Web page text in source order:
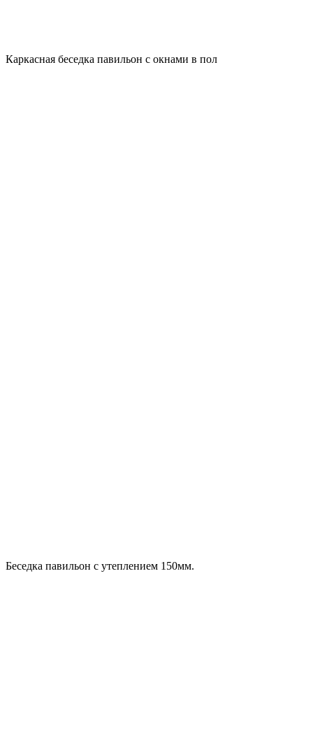
Каркасная беседка павильон с окнами в пол
Беседка павильон с утеплением 150мм.